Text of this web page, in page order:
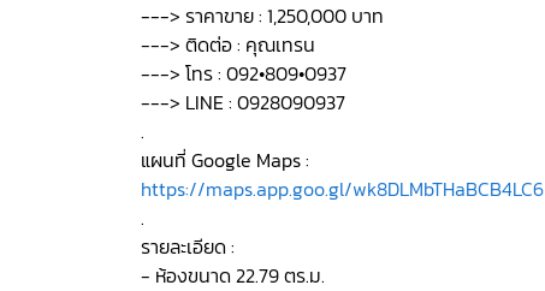
---> ราคาขาย : 1,250,000 บาท
---> ติดต่อ : คุณเทรน
---> โทร : 092•809•0937
---> LINE : 0928090937
.
แผนที่ Google Maps :
https://maps.app.goo.gl/wk8DLMbTHaBCB4LC6
.
รายละเอียด :
- ห้องขนาด 22.79 ตร.ม.